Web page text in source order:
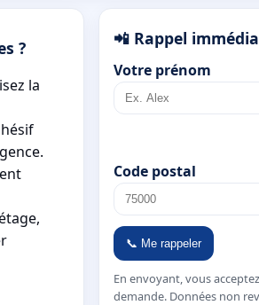
?
la
📲 Rappel
Votre prénom
Code postal
📞 Me rappeler
En envoyant, vous
demande. Données non